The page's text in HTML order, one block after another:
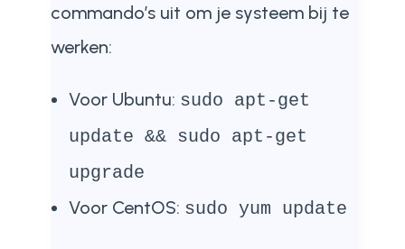
commando’s uit om je systeem bij te
werken:
Voor Ubuntu: sudo apt-get
update && sudo apt-get
upgrade
Voor CentOS: sudo yum update